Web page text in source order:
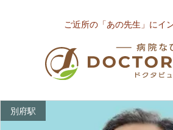
ご近所の「あの先生」にイ
別府駅